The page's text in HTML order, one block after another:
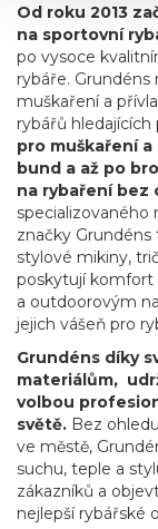
Od roku 2013
na sportovní
po vysoce
rybáře. Grundéns
muškaření a
rybářů
pro muškaření
bund a až po
na rybaření bez
specializovaného
značky
stylové mikiny,
poskytují komfort
a outdoorovým
jejich vášeň pro
Grundéns díky
materiálům,
volbou
světě. Bez
ve městě,
suchu, teple a
zákazníků a
nejlepší rybářské